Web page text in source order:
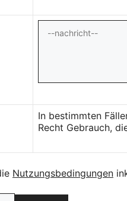
In bestimmten
Recht Gebrauch,
Nutzungsbedingungen